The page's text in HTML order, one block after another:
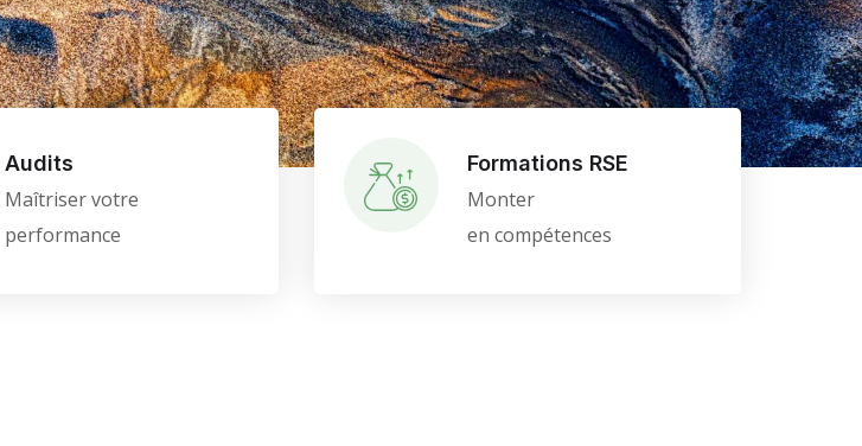
Audits
Maîtriser votre
performance
Formations RSE
Monter
en compétences